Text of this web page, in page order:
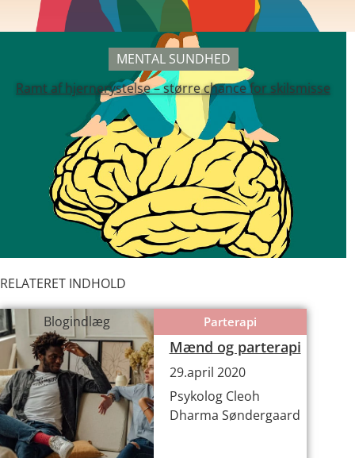
MENTAL SUNDHED
Ramt af hjernerystelse – større chance for skilsmisse
RELATERET INDHOLD
Blogindlæg Parterapi
Mænd og parterapi
29.april 2020
Psykolog Cleoh
Dharma Søndergaard